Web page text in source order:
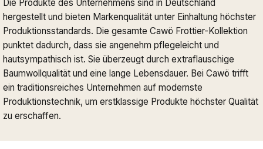
Die Produkte des Unternehmens sind in Deutschland
hergestellt und bieten Markenqualität unter Einhaltung höchster
Produktionsstandards. Die gesamte Cawö Frottier-Kollektion
punktet dadurch, dass sie angenehm pflegeleicht und
hautsympathisch ist. Sie überzeugt durch extraflauschige
Baumwollqualität und eine lange Lebensdauer. Bei Cawö trifft
ein traditionsreiches Unternehmen auf modernste
Produktionstechnik, um erstklassige Produkte höchster Qualität
zu erschaffen.